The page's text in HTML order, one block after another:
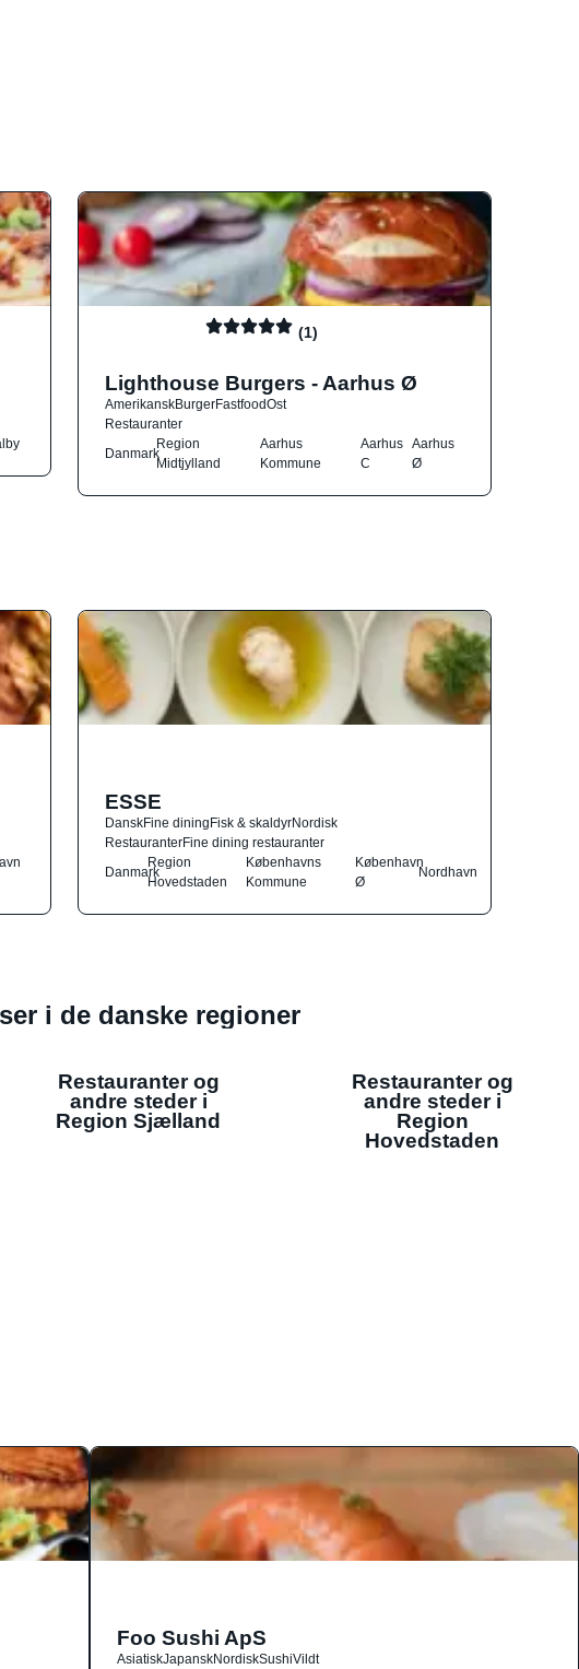
(1)
Lighthouse Burgers - Aarhus Ø
AmerikanskBurgerFastfoodOst
Restauranter
Danmark
Region
Midtjylland
Aarhus
Kommune
Aarhus
C
Aarhus
Ø
ESSE
DanskFine diningFisk & skaldyrNordisk
RestauranterFine dining restauranter
Danmark
Region
Hovedstaden
Københavns
Kommune
København
Ø
Nordhavn
i de danske regioner
Restauranter og
andre steder i
Region Sjælland
Restauranter og
andre steder i
Region
Hovedstaden
Foo Sushi ApS
AsiatiskJapanskNordiskSushiVildt